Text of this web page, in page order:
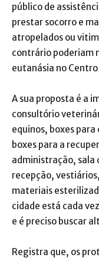
público de
prestar socorro e
atropelados ou
contrário poderiam
eutanásia no
A sua proposta é a
consultório
equinos, boxes
boxes para a
administração, sala
recepção,
materiais
cidade está cada
e é preciso buscar
Registra que, os